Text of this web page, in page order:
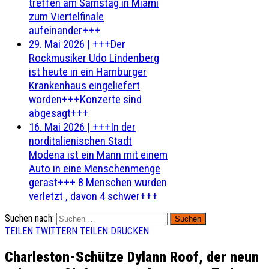
zum Viertelfinale
aufeinander+++
29. Mai 2026 | +++Der
Rockmusiker Udo Lindenberg
ist heute in ein Hamburger
Krankenhaus eingeliefert
worden+++Konzerte sind
abgesagt+++
16. Mai 2026 | +++In der
norditalienischen Stadt
Modena ist ein Mann mit einem
Auto in eine Menschenmenge
gerast+++ 8 Menschen wurden
verletzt , davon 4 schwer+++
Suchen nach:
TEILEN TWITTERN TEILEN DRUCKEN
Charleston-Schütze Dylann Roof, der neun